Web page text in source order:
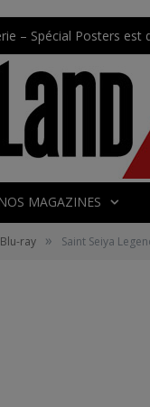
– Spécial Posters est
NOS MAGAZINES
Blu-ray » Saint Seiya